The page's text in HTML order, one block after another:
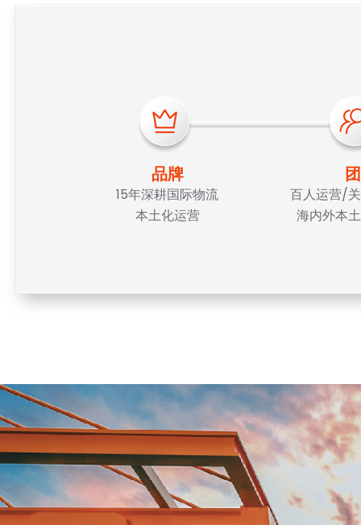
品牌
15年深耕国际物流
本土化运营
百人运营/
海内外本